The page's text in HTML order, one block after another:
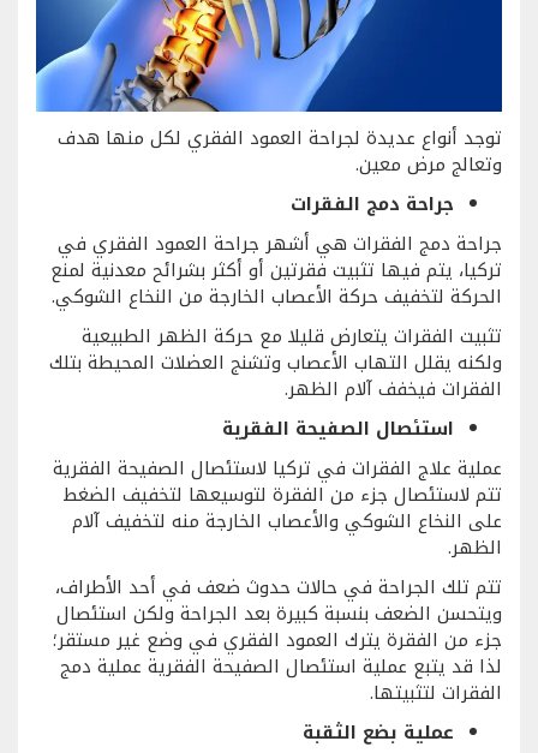
توجد أنواع عديدة لجراحة العمود الفقري لكل منها هدف
وتعالج مرض معين.
جراحة دمج الفقرات
جراحة دمج الفقرات هي أشهر جراحة العمود الفقري في
تركيا، يتم فيها تثبيت فقرتين أو أكثر بشرائح معدنية لمنع
الحركة لتخفيف حركة الأعصاب الخارجة من النخاع الشوكي.
تثبيت الفقرات يتعارض قليلا مع حركة الظهر الطبيعية
ولكنه يقلل التهاب الأعصاب وتشنج العضلات المحيطة بتلك
الفقرات فيخفف آلام الظهر.
استئصال الصفيحة الفقرية
عملية علاج الفقرات في تركيا لاستئصال الصفيحة الفقرية
تتم لاستئصال جزء من الفقرة لتوسيعها لتخفيف الضغط
على النخاع الشوكي والأعصاب الخارجة منه لتخفيف آلام
الظهر.
تتم تلك الجراحة في حالات حدوث ضعف في أحد الأطراف،
ويتحسن الضعف بنسبة كبيرة بعد الجراحة ولكن استئصال
جزء من الفقرة يترك العمود الفقري في وضع غير مستقر؛
لذا قد يتبع عملية استئصال الصفيحة الفقرية عملية دمج
الفقرات لتثبيتها.
عملية بضع الثقبة